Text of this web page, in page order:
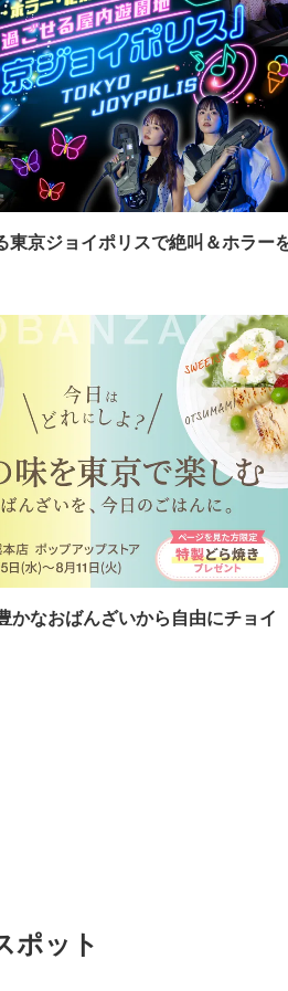
東京ジョイポリスで絶叫＆ホラー
かなおばんざいから自由にチョイ
ポット